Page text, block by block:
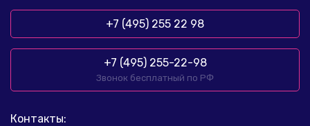
+7 (495) 255 22 98
+7 (495) 255-22-98
Звонок бесплатный по РФ
Контакты: